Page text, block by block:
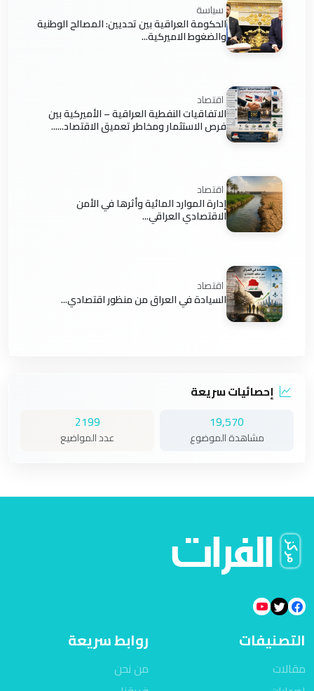
سياسة
الحكومة العراقية بين تحديين: المصالح الوطنية
والضغوط الاميركية...
اقتصاد
الاتفاقيات النفطية العراقية – الأميركية بين
فرص الاستثمار ومخاطر تعميق الاقتصاد......
اقتصاد
إدارة الموارد المائية وأثرها في الأمن
الاقتصادي العراقي...
اقتصاد
السيادة في العراق من منظور اقتصادي...
إحصائيات سريعة
19,570
مشاهدة الموضوع
2199
عدد المواضيع
التصنيفات
مقالات
روابط سريعة
من نحن